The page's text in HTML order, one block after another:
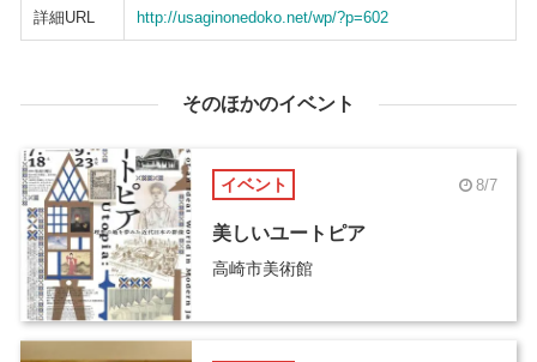
詳細URL http://usaginonedoko.net/wp/?p=602
そのほかのイベント
イベント 8/7
美しいユートピア
高崎市美術館